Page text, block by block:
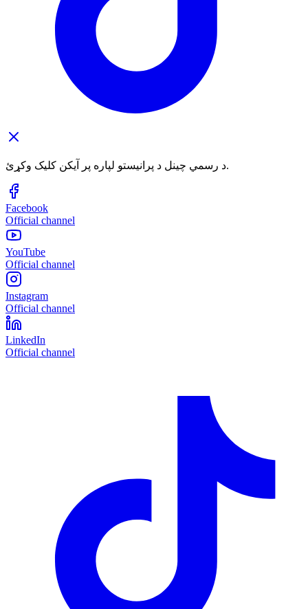
د رسمي چینل د پرانیستو لپاره پر آیکن کلیک وکړئ.
Facebook
Official channel
YouTube
Official channel
Instagram
Official channel
LinkedIn
Official channel